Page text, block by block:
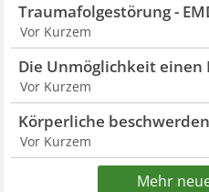
Traumafolgestörung -
Vor Kurzem
Die Unmöglichkeit einen
Vor Kurzem
Körperliche
Vor Kurzem
Mehr